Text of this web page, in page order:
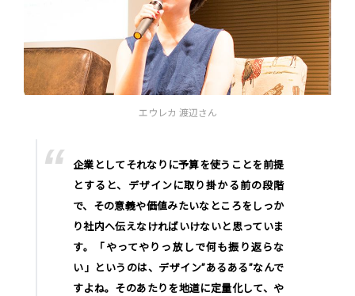
エウレカ 渡辺さん
企業としてそれなりに予算を使うことを前提
とすると、デザインに取り掛かる前の段階
で、その意義や価値みたいなところをしっか
り社内へ伝えなければいけないと思っていま
す。「やってやりっ放しで何も振り返らな
い」というのは、デザイン”あるある”なんで
すよね。そのあたりを地道に定量化して、や